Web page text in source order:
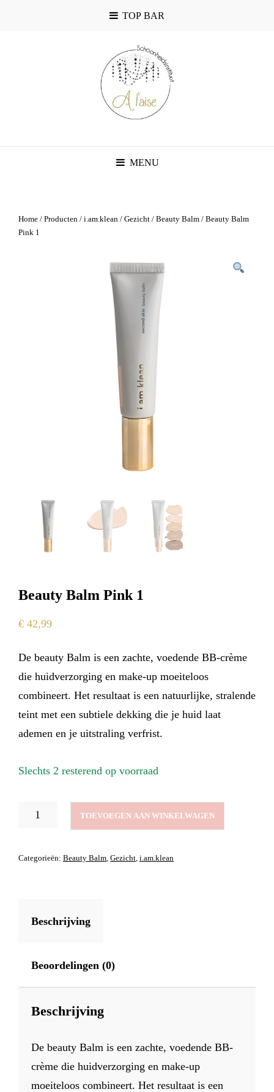
TOP BAR
MENU
Home / Producten / i.am.klean / Gezicht / Beauty Balm / Beauty Balm
Pink 1
Beauty Balm Pink 1
€ 42,99
De beauty Balm is een zachte, voedende BB-crème
die huidverzorging en make-up moeiteloos
combineert. Het resultaat is een natuurlijke, stralende
teint met een subtiele dekking die je huid laat
ademen en je uitstraling verfrist.
Slechts 2 resterend op voorraad
BALM
AANTAL
TOEVOEGEN AAN WINKELWAGEN
Categorieën: Beauty Balm Gezicht i.am.klean
Beschrijving
Beoordelingen (0)
Beschrijving
De beauty Balm is een zachte, voedende BB-
crème die huidverzorging en make-up
moeiteloos combineert. Het resultaat is een